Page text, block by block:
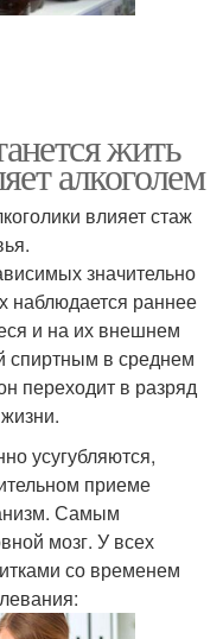
жить
алкоголем
влияет стаж
значительно
наблюдается раннее
и на их внешнем
спиртным в среднем
переходит в разряд
усугубляются,
приеме
Самым
мозг. У всех
со временем